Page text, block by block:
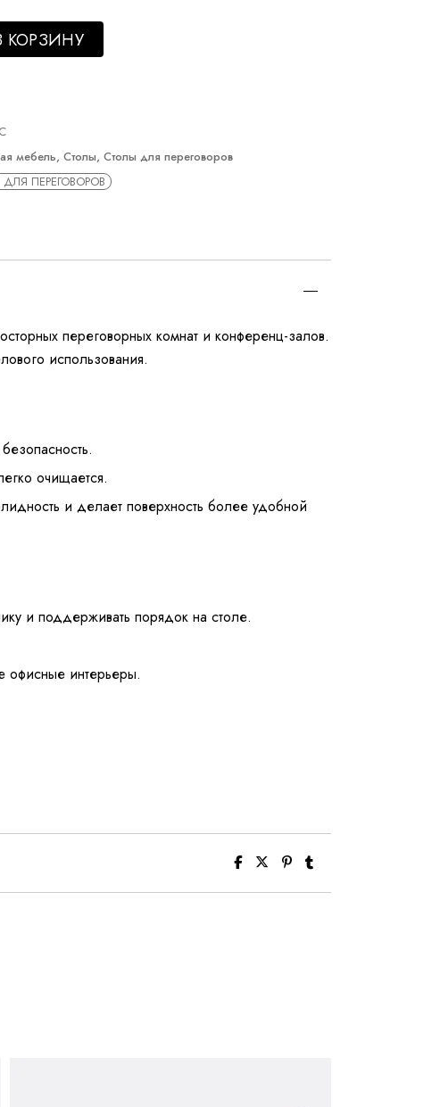
LVBAN quantity
КОРЗИНУ
мебель, Столы, Столы для переговоров
ПЕРЕГОВОРОВ
переговорных комнат и конференц-залов.
использования.
очищается.
и делает поверхность более удобной
и поддерживать порядок на столе.
офисные интерьеры.